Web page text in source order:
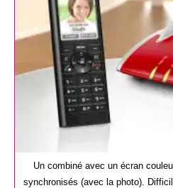
Un combiné avec un écran
synchronisés (avec la photo).